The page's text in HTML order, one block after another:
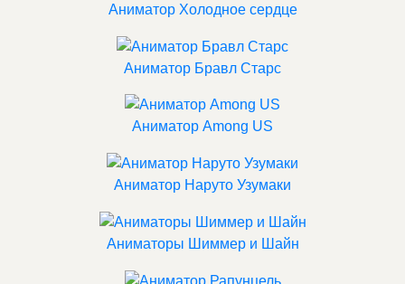
Аниматор Холодное сердце
Аниматор Бравл Старс
Аниматор Among US
Аниматор Наруто Узумаки
Аниматоры Шиммер и Шайн